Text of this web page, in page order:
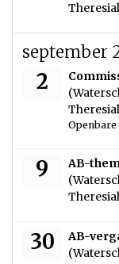
september
2
9
AB-
30
AB-